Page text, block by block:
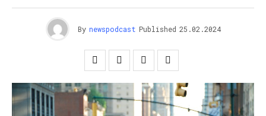
By newspodcast Published 25.02.2024